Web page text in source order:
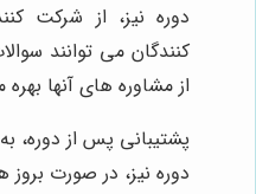
دوره نیز، از شرکت
کنندگان می توانند
از مشاوره های آنها
پشتیبانی پس از دوره،
دوره نیز، در صورت بروز